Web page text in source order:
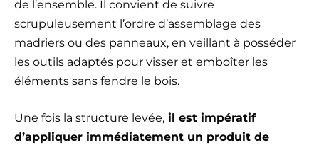
de l’ensemble. Il convient de suivre
scrupuleusement l’ordre d’assemblage des
madriers ou des panneaux, en veillant à posséder
les outils adaptés pour visser et emboîter les
éléments sans fendre le bois.
Une fois la structure levée, il est impératif
d’appliquer immédiatement un produit de